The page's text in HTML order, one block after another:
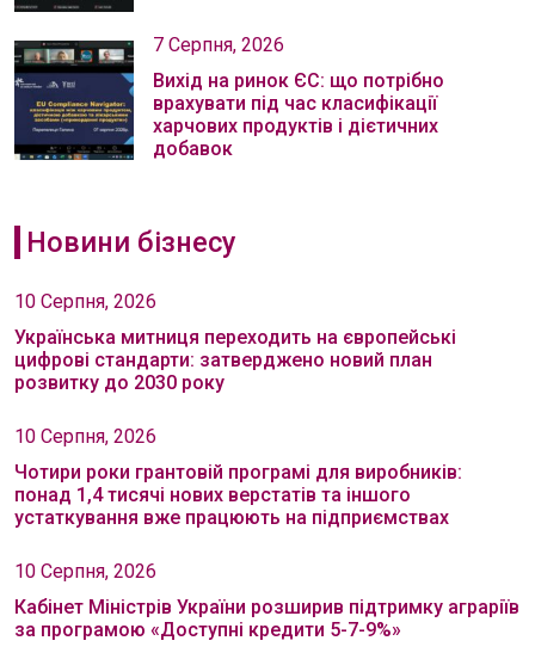
7 Серпня, 2026
Вихід на ринок ЄС: що потрібно
врахувати під час класифікації
харчових продуктів і дієтичних
добавок
Новини бізнесу
10 Серпня, 2026
Українська митниця переходить на європейські
цифрові стандарти: затверджено новий план
розвитку до 2030 року
10 Серпня, 2026
Чотири роки грантовій програмі для виробників:
понад 1,4 тисячі нових верстатів та іншого
устаткування вже працюють на підприємствах
10 Серпня, 2026
Кабінет Міністрів України розширив підтримку аграріїв
за програмою «Доступні кредити 5-7-9%»